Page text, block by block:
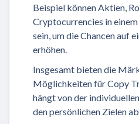
Beispiel können Aktien,
Cryptocurrencies in
sein, um die Chancen auf
erhöhen.
Insgesamt bieten die
Möglichkeiten für Copy
hängt von der
den persönlichen Zielen ab.